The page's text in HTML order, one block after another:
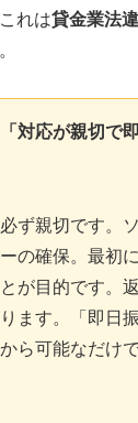
れは貸金業法
対応が親切で
ず親切です。
の確保。最初
が目的です。
ます。「即日
ら可能なだけ